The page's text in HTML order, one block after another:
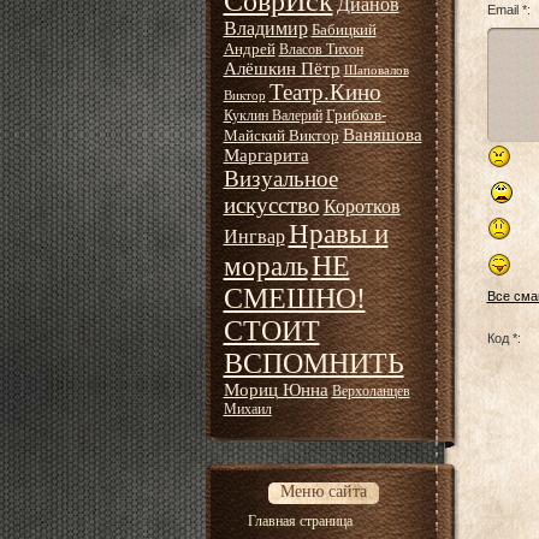
Дианов
Владимир Бабицкий
Андрей Власов Тихон
Алёшкин Пётр Шаповалов
Виктор Театр.Кино
Куклин Валерий Грибков-
Майский Виктор Ваняшова
Маргарита
Визуальное
искусствоКоротков
ИнгварНравы и
моральНЕ
СМЕШНО!
СТОИТ
ВСПОМНИТЬ
Мориц Юнна Верхоланцев
Михаил
Меню сайта
Главная страница
Email *:
Все
Код *: